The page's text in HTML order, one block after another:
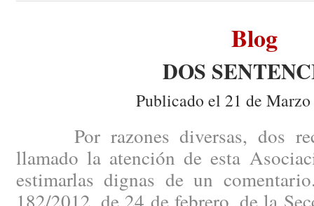
Blog
DOS
Publicado el 21 de
Por razones diversas, dos
llamado la atención de esta
estimarlas dignas de un
182/2012, de 24 de febrero, de la